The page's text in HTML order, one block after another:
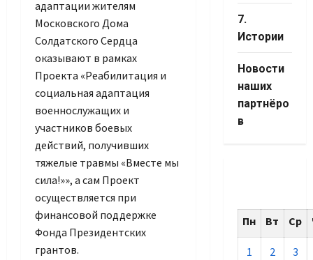
адаптации жителям
Московского Дома
Солдатского Сердца
оказывают в рамках
Проекта «Реабилитация и
социальная адаптация
военнослужащих и
участников боевых
действий, получивших
тяжелые травмы «Вместе мы
сила!»», а сам Проект
осуществляется при
финансовой поддержке
Фонда Президентских
грантов.
7.
Истории
Новости
наших
партнёро
в
Пн Вт Ср
1 2 3